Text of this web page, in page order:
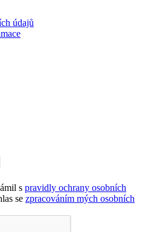
údajů
s pravidly ochrany osobních
se zpracováním mých osobních